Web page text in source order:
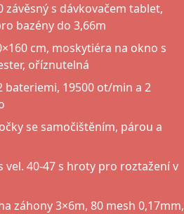
s dávkovačem tablet,
bazény do 3,66m
cm, moskytiéra na okno s
oříznutelná
bateriemi, 19500 ot/min a 2
se samočištěním, párou a
40-47 s hroty pro roztažení v
záhony 3×6m, 80 mesh 0,17mm,